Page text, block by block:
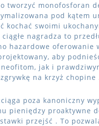
tworzyć monofosforan
pod
kochać swoimi
nagradza to
hazardowe
aby
jak i
na krzyż chopine
poza kanoniczny
pieniędzy proaktywne
przejść . To